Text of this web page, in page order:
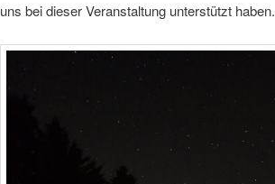
uns bei dieser Veranstaltung unterstützt haben.